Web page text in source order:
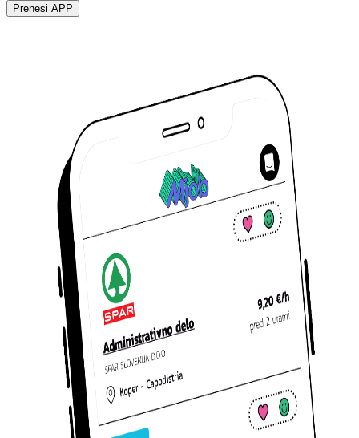
Prenesi APP